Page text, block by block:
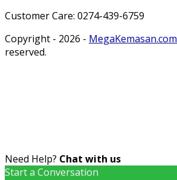
Customer Care: 0274-439-6759
Copyright - 2026 - MegaKemasan.com
reserved.
Need Help? Chat with us
Start a Conversation